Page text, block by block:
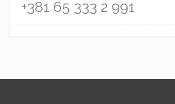
+381 65 333 2 991